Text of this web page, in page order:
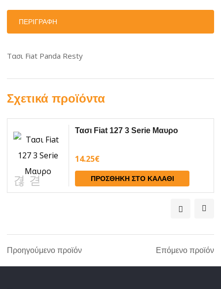
ΠΕΡΙΓΡΑΦΉ
Τασι Fiat Panda Resty
Σχετικά προϊόντα
Τασι Fiat 127 3 Serie Μαυρο
14.25€
ΠΡΟΣΘΉΚΗ ΣΤΟ ΚΑΛΆΘΙ
Προηγούμενο προϊόν Επόμενο προϊόν